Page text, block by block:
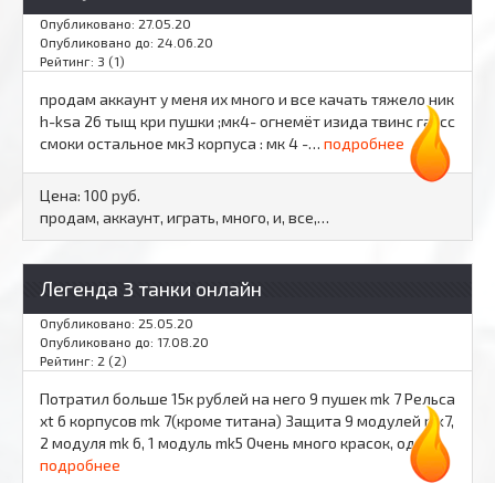
Опубликовано: 27.05.20
Опубликовано до: 24.06.20
Рейтинг: 3 (1)
продам аккаунт у меня их много и все качать тяжело ник
h-ksa 26 тыщ кри пушки ;мк4- огнемёт изида твинс гаусс
смоки остальное мк3 корпуса : мк 4 -… подробнее
Цена: 100 руб.
продам, аккаунт, играть, много, и, все,…
Легенда 3 танки онлайн
Опубликовано: 25.05.20
Опубликовано до: 17.08.20
Рейтинг: 2 (2)
Потратил больше 15к рублей на него 9 пушек mk 7 Рельса
xt 6 корпусов mk 7(кроме титана) Защита 9 модулей mk7,
2 модуля mk 6, 1 модуль mk5 Очень много красок, одна…
подробнее